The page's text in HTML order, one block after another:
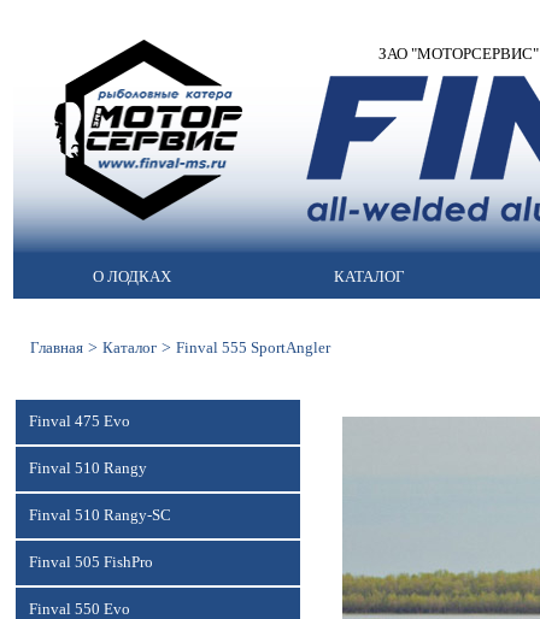
ЗАО "МОТОРСЕРВИС" |
О ЛОДКАХ КАТАЛОГ
Главная > Каталог > Finval 555 SportAngler
Finval 475 Evo
Finval 510 Rangy
Finval 510 Rangy-SC
Finval 505 FishPro
Finval 550 Evo